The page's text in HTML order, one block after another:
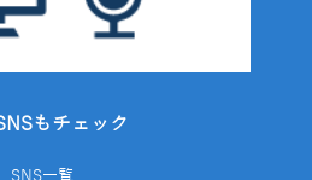
もチェック